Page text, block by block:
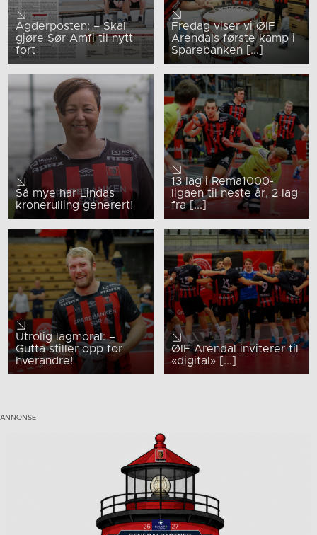
Agderposten: – Skal
gjøre Sør Amfi til nytt
fort
Fredag viser vi ØIF
Arendals første kamp i
Sparebanken [...]
Så mye har Lindas
kronerulling generert!
13 lag i Rema1000-
ligaen til neste år, 2 lag
fra [...]
Utrolig lagmoral: –
Gutta stiller opp for
hverandre!
ØIF Arendal inviterer til
«digital» [...]